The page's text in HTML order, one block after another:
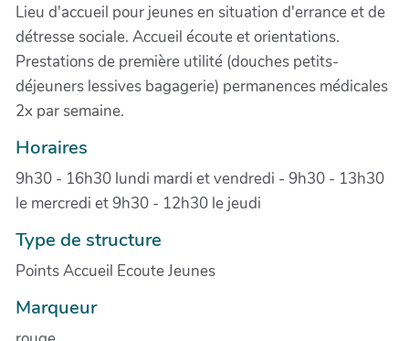
Lieu d'accueil pour jeunes en situation d'errance et de
détresse sociale. Accueil écoute et orientations.
Prestations de première utilité (douches petits-
déjeuners lessives bagagerie) permanences médicales
2x par semaine.
Horaires
9h30 - 16h30 lundi mardi et vendredi - 9h30 - 13h30
le mercredi et 9h30 - 12h30 le jeudi
Type de structure
Points Accueil Ecoute Jeunes
Marqueur